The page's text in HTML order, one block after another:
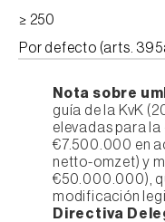
≥ 250
Por defecto (arts.
Nota sobre
guía de la KvK
elevadas para
€7.500.000 en
netto-omzet) y
€50.000.000),
modificación
Directiva